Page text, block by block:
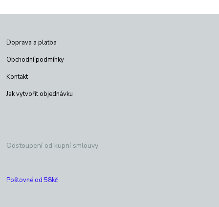
Doprava a platba
Obchodní podmínky
Kontakt
Jak vytvořit objednávku
Odstoupení od kupní smlouvy
Poštovné od 58kč